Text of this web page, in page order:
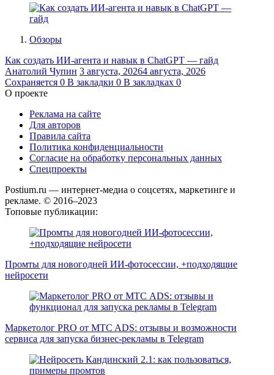
Обзоры
Как создать ИИ-агента и навык в ChatGPT — гайд
Анатолий Чупин 3 августа, 20264 августа, 2026
Сохраняется 0 В закладки 0 В закладках 0
О проекте
Реклама на сайте
Для авторов
Правила сайта
Политика конфиденциальности
Согласие на обработку персональных данных
Спецпроекты
Postium.ru — интернет-медиа о соцсетях, маркетинге и
рекламе. © 2016–2023
Топовые публикации:
Промты для новогодней ИИ-фотосессии, +подходящие
нейросети
Маркетолог PRO от MTC ADS: отзывы и возможности
сервиса для запуска бизнес-рекламы в Telegram